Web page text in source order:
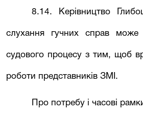
8.14. Керівництво
слухання гучних справ може
судового процесу з тим, щоб
роботи представників ЗМІ.
Про потребу і часові